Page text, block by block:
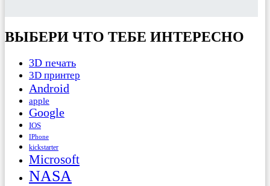
ВЫБЕРИ ЧТО ТЕБЕ ИНТЕРЕСНО
3D печать
3D принтер
Android
apple
Google
IOS
IPhone
kickstarter
Microsoft
NASA